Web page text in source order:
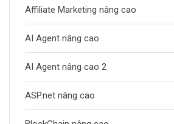
Affiliate Marketing nâng cao
AI Agent nâng cao
AI Agent nâng cao 2
ASP.net nâng cao